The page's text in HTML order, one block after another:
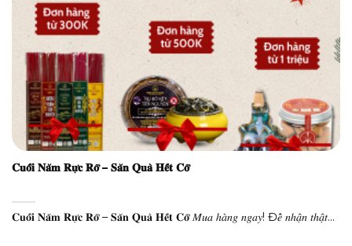
𝐂𝐮𝐨̂́𝐢 𝐍𝐚̆𝐦 𝐑𝐮̛̣𝐜 𝐑𝐨̛̃ – 𝐒𝐚̆𝐧 𝐐𝐮𝐚̀ 𝐇𝐞̂́𝐭 𝐂𝐨̛̃
𝐂𝐮𝐨̂́𝐢 𝐍𝐚̆𝐦 𝐑𝐮̛̣𝐜 𝐑𝐨̛̃ – 𝐒𝐚̆𝐧 𝐐𝐮𝐚̀ 𝐇𝐞̂́𝐭 𝐂𝐨̛̃ 𝑀𝑢𝑎 ℎ𝑎̀𝑛𝑔 𝑛𝑔𝑎𝑦! Đ𝑒̂̉ 𝑛ℎ𝑎̣̂𝑛 𝑡ℎ𝑎̣̂𝑡...